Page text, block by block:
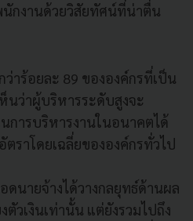
นักงานด้วยวิสัยทัศน์ที่น่าตื่น
าร้อยละ 89 ขององค์กรที่เป็น
นว่าผู้บริหารระดับสูงจะ
การบริหารงานในอนาคตได้
ตราโดยเฉลี่ยขององค์กรทั่วไป
ดนายจ้างได้วางกลยุทธ์ด้านผล
วเงินเท่านั้น แต่ยังรวมไปถึง